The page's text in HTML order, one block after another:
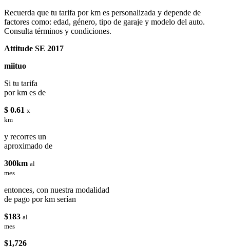
Recuerda que tu tarifa por km es personalizada y depende de
factores como: edad, género, tipo de garaje y modelo del auto.
Consulta términos y condiciones.
Attitude SE 2017
miituo
Si tu tarifa
por km es de
$ 0.61 x
km
y recorres un
aproximado de
300km al
mes
entonces, con nuestra modalidad
de pago por km serían
$183 al
mes
$1,726